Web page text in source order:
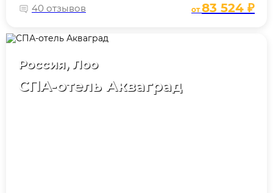
40 отзывов от83 524 ₽
Россия, Лоо
СПА-отель Акваград